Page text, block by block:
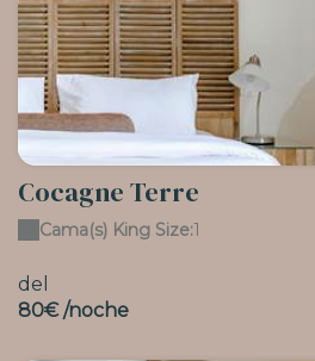
Cocagne Terre
del
80€ /noche
Cama(s) King Size:1